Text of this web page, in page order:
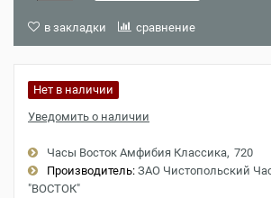
в закладки сравнение
Нет в наличии
Уведомить о наличии
Часы Восток Амфибия Классика 720
Производитель: ЗАО Чистопольский
"ВОСТОК"